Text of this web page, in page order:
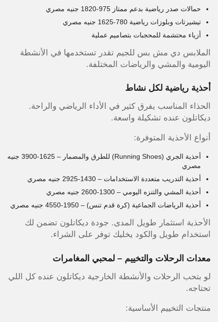
حمالات صدر رياضية بدعم ممتاز 975-1820 جنيه مصري
تيشيرتات وبلوزات رياضية 780-1625 جنيه مصري
أزياء محتشمة للمحجبات بتصاميم عملية
الملابس دي مش بس للجيم تقدر تستخدمها في الأنشطة
اليومية والمشي والرياضات المختلفة.
أحذية رياضية لكل نشاط
الحذاء المناسب يفرق كثير في الأداء الرياضي والراحة.
ديكاتلون عنده تشكيلة واسعة.
أنواع الأحذية المتوفرة:
أحذية الجري (Running Shoes) للطرق والمضمار – 1625-3900 جنيه
مصري
أحذية التدريب متعددة الاستخدامات – 1430-2925 جنيه مصري
أحذية المشي والتنزه اليومي – 1300-2600 جنيه مصري
أحذية الرياضات الجماعية (كرة قدم تنس) – 1950-4550 جنيه مصري
الأحذية استثمار طويل المدى. جودة ديكاتلون تضمن لك
استخدام طويل والكود يخليك توفر على الشراء.
معدات الرحلات والتخييم – لمحبي المغامرات
لو بتحب الرحلات والأنشطة الخارجية ديكاتلون عنده كل اللي
تحتاجه.
منتجات التخييم الأساسية: